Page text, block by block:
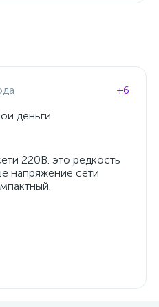
+6
деньги.
220В. это редкость
напряжение сети